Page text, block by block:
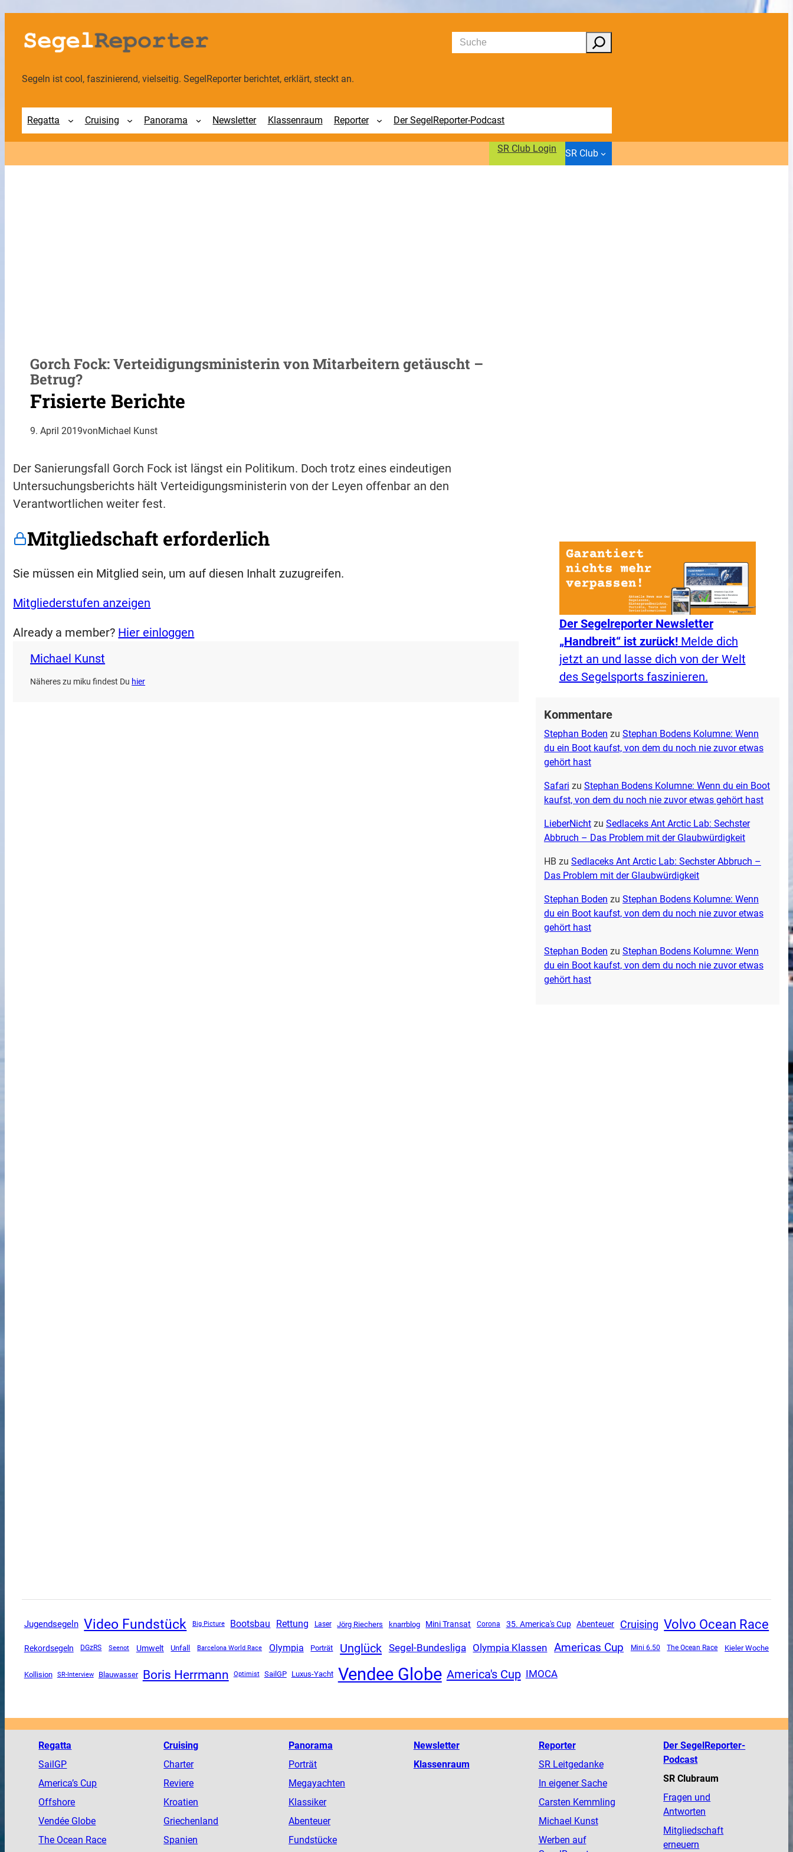
Zum
Inhalt
springen
Suchen
Segeln ist cool, faszinierend, vielseitig. SegelReporter berichtet, erklärt, steckt an.
Regatta Cruising Panorama Newsletter Klassenraum Reporter Der SegelReporter-Podcast
SR Club Login SR Club
Gorch Fock: Verteidigungsministerin von Mitarbeitern getäuscht –
Betrug?
Frisierte Berichte
9. April 2019vonMichael Kunst
Der Sanierungsfall Gorch Fock ist längst ein Politikum. Doch trotz eines eindeutigen
Untersuchungsberichts hält Verteidigungsministerin von der Leyen offenbar an den
Verantwortlichen weiter fest.
Mitgliedschaft erforderlich
Sie müssen ein Mitglied sein, um auf diesen Inhalt zuzugreifen.
Mitgliederstufen anzeigen
Already a member? Hier einloggen
Michael Kunst
Näheres zu miku findest Du hier
Der Segelreporter Newsletter
„Handbreit“ ist zurück!Melde dich
jetzt an und lasse dich von der Welt
des Segelsports faszinieren.
Kommentare
Stephan Boden zu Stephan Bodens Kolumne: Wenn
du ein Boot kaufst, von dem du noch nie zuvor etwas
gehört hast
Safari zu Stephan Bodens Kolumne: Wenn du ein Boot
kaufst, von dem du noch nie zuvor etwas gehört hast
LieberNichtzu Sedlaceks Ant Arctic Lab: Sechster
Abbruch – Das Problem mit der Glaubwürdigkeit
HB zu Sedlaceks Ant Arctic Lab: Sechster Abbruch –
Das Problem mit der Glaubwürdigkeit
Stephan Boden zu Stephan Bodens Kolumne: Wenn
du ein Boot kaufst, von dem du noch nie zuvor etwas
gehört hast
Stephan Boden zu Stephan Bodens Kolumne: Wenn
du ein Boot kaufst, von dem du noch nie zuvor etwas
gehört hast
Jugendsegeln Video Fundstück Big Picture Bootsbau Rettung Laser Jörg Riechers knarrblog Mini Transat Corona 35. America's Cup Abenteuer Cruising Volvo Ocean Race
Rekordsegeln DGzRS Seenot Umwelt Unfall Barcelona World Race Olympia Porträt Unglück Segel-Bundesliga Olympia Klassen Americas Cup Mini 6.50 The Ocean Race Kieler Woche
Kollision SR-Interview Blauwasser Boris Herrmann Optimist SailGP Luxus-Yacht Vendee Globe America's Cup IMOCA
Regatta
SailGP
America’s Cup
Offshore
Vendée Globe
The Ocean Race
Cruising
Charter
Reviere
Kroatien
Griechenland
Spanien
Panorama
Porträt
Megayachten
Klassiker
Abenteuer
Fundstücke
Newsletter
Klassenraum
Reporter
SR Leitgedanke
In eigener Sache
Carsten Kemmling
Michael Kunst
Werben auf
Der SegelReporter-
Podcast
SR Clubraum
Fragen und
Antworten
Mitgliedschaft
erneuern